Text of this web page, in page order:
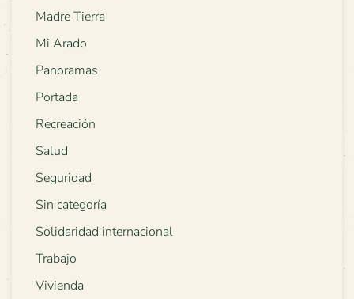
Madre Tierra
Mi Arado
Panoramas
Portada
Recreación
Salud
Seguridad
Sin categoría
Solidaridad internacional
Trabajo
Vivienda